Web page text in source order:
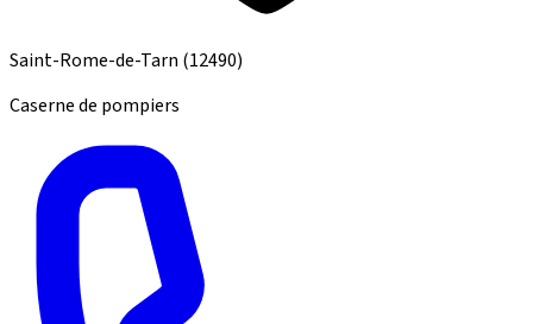
Saint-Rome-de-Tarn (12490)
Caserne de pompiers